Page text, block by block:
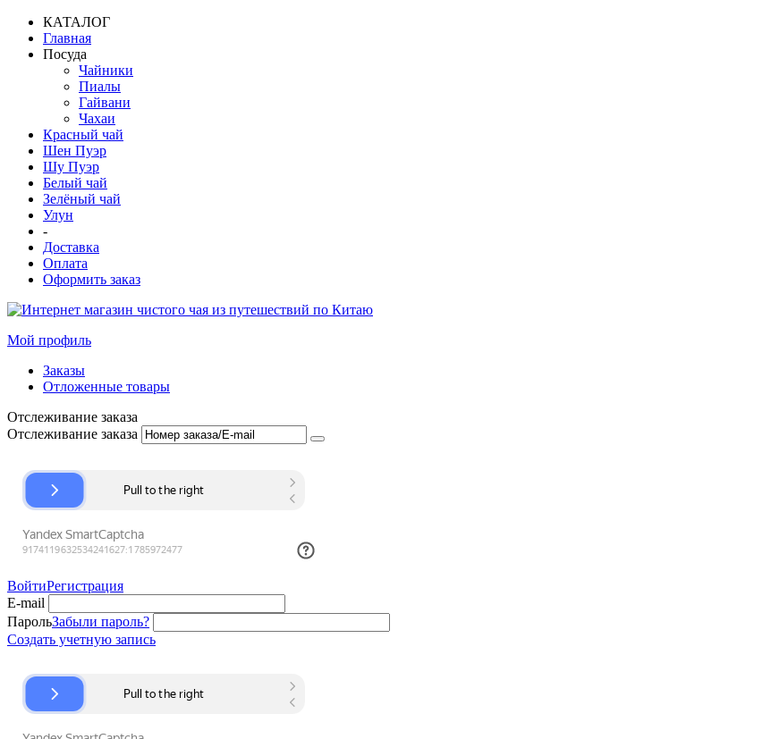
КАТАЛОГ
Главная
Посуда
Чайники
Пиалы
Гайвани
Чахаи
Красный чай
Шен Пуэр
Шу Пуэр
Белый чай
Зелёный чай
Улун
-
Доставка
Оплата
Оформить заказ
Мой профиль
Заказы
Отложенные товары
Отслеживание заказа
Отслеживание заказа
ВойтиРегистрация
E-mail
ПарольЗабыли пароль?
Создать учетную запись